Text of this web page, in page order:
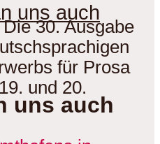
uns auch
uns auch
30. Ausgabe
für Prosa
und 20.